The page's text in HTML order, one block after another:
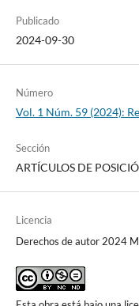
Publicado
2024-09-30
Número
Vol. 1 Núm. 59 (2024):
Sección
ARTÍCULOS DE
Licencia
Derechos de autor 2024